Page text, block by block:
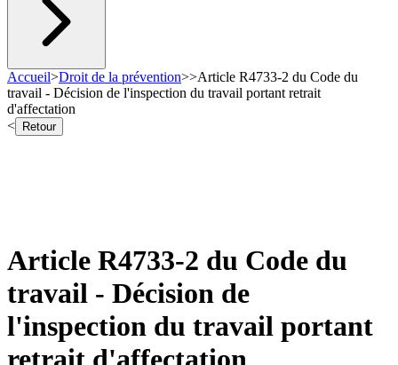
Accueil>Droit de la prévention>>Article R4733-2 du Code du
travail - Décision de l'inspection du travail portant retrait
d'affectation
<
Retour
Article R4733-2 du Code du
travail - Décision de
l'inspection du travail portant